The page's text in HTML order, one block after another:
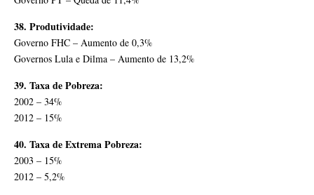
38. Produtividade:
Governo FHC – Aumento de 0,3%
Governos Lula e Dilma – Aumento de 13,2%
39. Taxa de Pobreza:
2002 – 34%
2012 – 15%
40. Taxa de Extrema Pobreza:
2003 – 15%
2012 – 5,2%